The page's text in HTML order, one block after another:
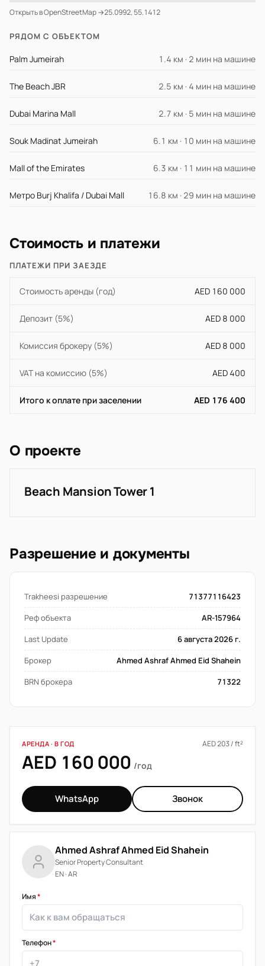
Открыть в OpenStreetMap →25.0992, 55.1412
РЯДОМ С ОБЪЕКТОМ
Palm Jumeirah 1.4 км · 2 мин на машине
The Beach JBR 2.5 км · 4 мин на машине
Dubai Marina Mall 2.7 км · 5 мин на машине
Souk Madinat Jumeirah 6.1 км · 10 мин на машине
Mall of the Emirates 6.3 км · 11 мин на машине
Метро Burj Khalifa / Dubai Mall 16.8 км · 29 мин на машине
Стоимость и платежи
ПЛАТЕЖИ ПРИ ЗАЕЗДЕ
Стоимость аренды (год) AED 160 000
Депозит (5%) AED 8 000
Комиссия брокеру (5%) AED 8 000
VAT на комиссию (5%) AED 400
Итого к оплате при заселении AED 176 400
О проекте
Beach Mansion Tower 1
Разрешение и документы
Trakheesi разрешение
71377116423
Реф объекта
AR-157964
Last Update
6 августа 2026 г.
Брокер
Ahmed Ashraf Ahmed Eid Shahein
BRN брокера
71322
АРЕНДА · В ГОД AED 203 / ft²
AED 160 000 /год
WhatsApp Звонок
Ahmed Ashraf Ahmed Eid Shahein
Senior Property Consultant
EN · AR
Имя*
Телефон*